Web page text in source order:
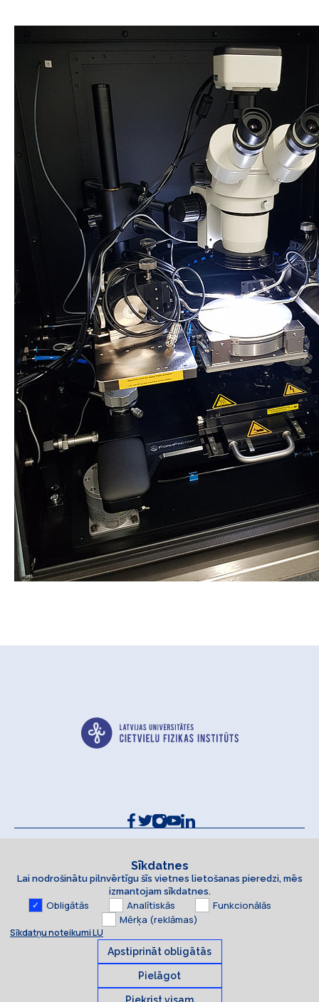
Kontakti un rekvizīti
Piekļūstamības paziņojums
Sīkdatnes
Lai nodrošinātu pilnvērtīgu šīs vietnes lietošanas pieredzi, mēs
izmantojam sīkdatnes.
Obligātās Analītiskās
Funkcionālās
Mērķa (reklāmas)
Sīkdatņu noteikumi LU
Apstiprināt obligātās
Pielāgot